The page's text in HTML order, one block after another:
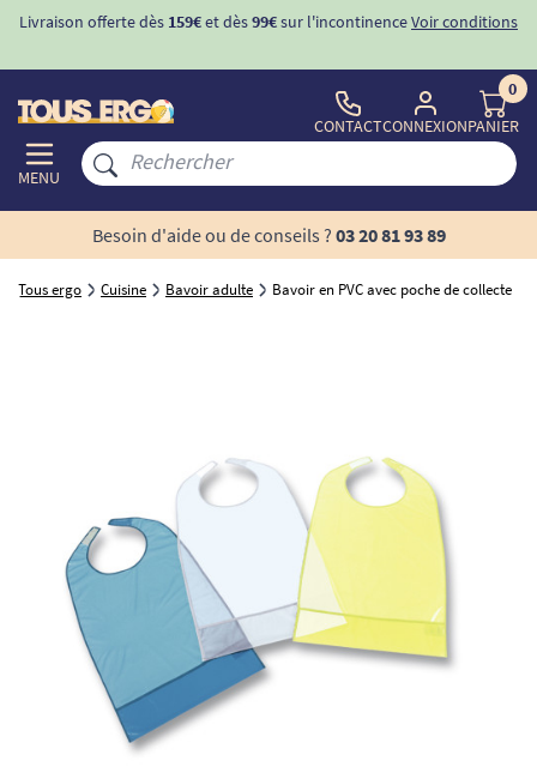
Livraison offerte dès 159€et dès99€sur l'incontinenceVoir conditions
MENU
CONTACTCONNEXION
0
PANIER
Besoin d'aide ou de conseils ? 03 20 81 93 89
Tous ergo Cuisine Bavoir adulte Bavoir en PVC avec poche de collecte